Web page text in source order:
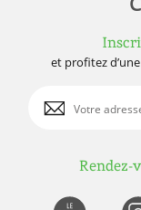
et profitez
Rendez-